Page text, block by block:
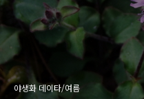
야생화 데이타/여름